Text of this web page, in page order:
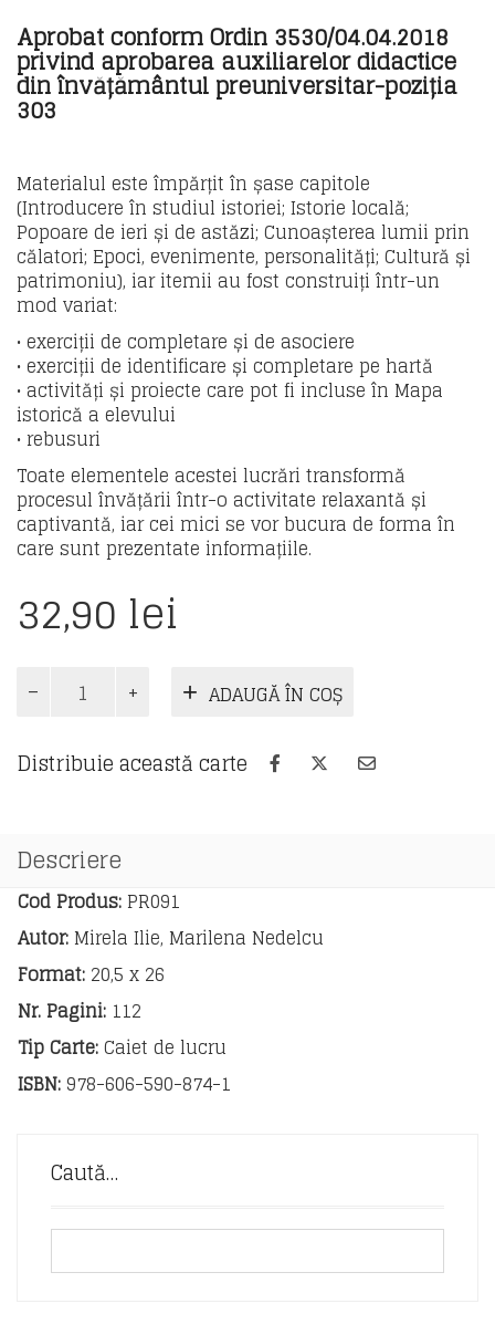
Aprobat conform Ordin 3530/04.04.2018
privind aprobarea auxiliarelor didactice
din învățământul preuniversitar-poziția
303
Materialul este împărțit în șase capitole
(Introducere în studiul istoriei; Istorie locală;
Popoare de ieri și de astăzi; Cunoașterea lumii prin
călatori; Epoci, evenimente, personalități; Cultură și
patrimoniu), iar itemii au fost construiți într-un
mod variat:
• exerciții de completare și de asociere
• exerciții de identificare și completare pe hartă
• activități și proiecte care pot fi incluse în Mapa
istorică a elevului
• rebusuri
Toate elementele acestei lucrări transformă
procesul învățării într-o activitate relaxantă și
captivantă, iar cei mici se vor bucura de forma în
care sunt prezentate informațiile.
32,90 lei
Cantitate
Istorie
clasa
a
Descoperă.
Exersează.
Aprofundează
ADAUGĂ ÎN COȘ
Distribuie această carte
Descriere
Cod Produs: PR091
Autor: Mirela Ilie, Marilena Nedelcu
Format: 20,5 x 26
Nr. Pagini: 112
Tip Carte:Caiet de lucru
ISBN:978-606-590-874-1
Caută…